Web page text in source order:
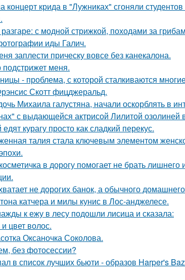
концерт крида в "Лужниках" сгоняли
с модной стрижкой, походами за
иды Галич.
заплести прическу вовсе без канекалона.
меня.
- проблема, с которой сталкиваются
Скотт фицджеральд.
Михаила галустяна, начали оскорблять в
с выдающейся актрисой Лилитой озолиней
курагу просто как сладкий перекус.
талия стала ключевым элементом
в дорогу помогает не брать лишнего
не дорогих банок, а обычного
катчера и милы кунис в Лос-анджелесе.
к ежу в лесу подошли лисица и сказала:
цвет волос.
Оксаночка Соколова.
без фотосессии?
в список лучших бьюти - образов Harper's